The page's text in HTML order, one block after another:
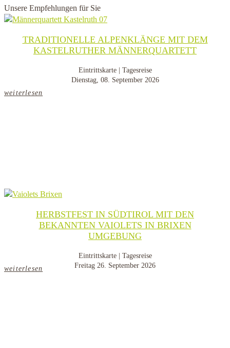
Unsere Empfehlungen für Sie
TRADITIONELLE ALPENKLÄNGE MIT DEM
KASTELRUTHER MÄNNERQUARTETT
Eintrittskarte | Tagesreise
Dienstag, 08. September 2026
weiterlesen
HERBSTFEST IN SÜDTIROL MIT DEN
BEKANNTEN VAIOLETS IN BRIXEN
UMGEBUNG
Eintrittskarte | Tagesreise
Freitag 26. September 2026
weiterlesen